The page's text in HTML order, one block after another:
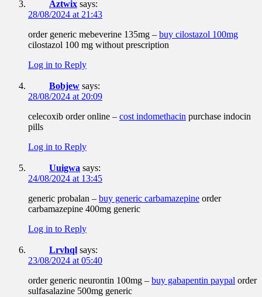
Aztwix says:
28/08/2024 at 21:43
order generic mebeverine 135mg – buy cilostazol 100mg
cilostazol 100 mg without prescription
Log in to Reply
Bobjew says:
28/08/2024 at 20:09
celecoxib order online – cost indomethacin purchase indocin
pills
Log in to Reply
Uuigwa says:
24/08/2024 at 13:45
generic probalan – buy generic carbamazepine order
carbamazepine 400mg generic
Log in to Reply
Lrvhql says:
23/08/2024 at 05:40
order generic neurontin 100mg – buy gabapentin paypal order
sulfasalazine 500mg generic